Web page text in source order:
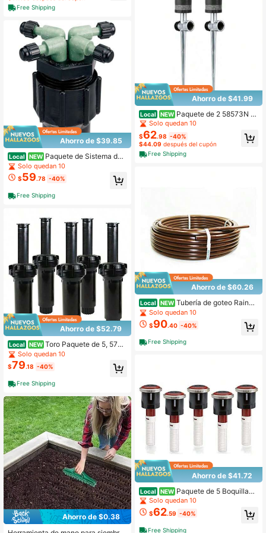
Free Shipping
Ahorro de $39.85
Local NEW Paquete de Sistema de
Riego por Goteo con Manifold de 4
Puertos, Tubo de Goteo de 1/4" - 67
025
Solo quedan 10
$59.78 -40%
Free Shipping
Ahorro de $52.79
Local NEW Toro Paquete de 5, 570
3" con Boquilla Media de 15'
Solo quedan 10
$79.18 -40%
Free Shipping
Ahorro de $0.38
Ahorro de $41.99
Local NEW Paquete de 2 58573N H
2O-Six - Aspersor con Clavo en T d
e Metal
Solo quedan 10
$62.98 -40%
$44.09 después del cupón
Free Shipping
Ahorro de $60.26
Local NEW Tubería de goteo Rainbir
d XFD0912100 12" X 100'
Solo quedan 10
$90.40 -40%
Free Shipping
Ahorro de $41.72
Local NEW Paquete de 5 Boquillas
Hunter MP Rotator MP1000 90-21
0 8'-15
Solo quedan 10
$62.59 -40%
Free Shipping